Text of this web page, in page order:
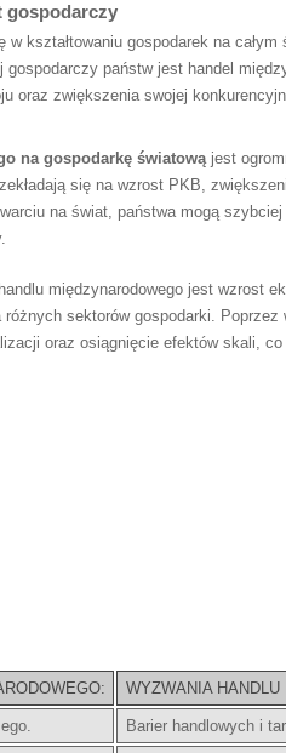
gospodarczy
kształtowaniu gospodarek na
gospodarczy państw jest handel
oraz zwiększenia swojej
na gospodarkę światowąjest
się na wzrost PKB,
​na świat, państwa mogą
międzynarodowego jest wzrost
sektorów gospodarki. Poprzez
oraz osiągnięcie efektów skali,
WYZWANIA
Barier ‍handlowych i